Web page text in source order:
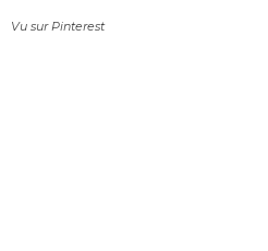
Vu sur Pinterest